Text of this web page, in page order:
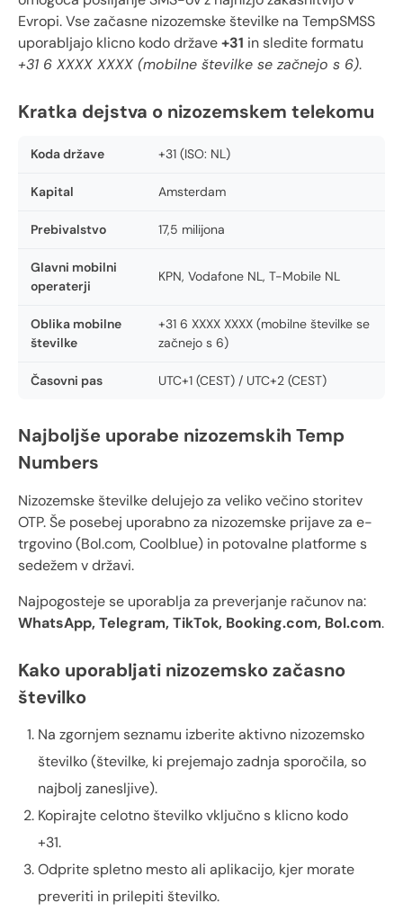
Evropi. Vse začasne nizozemske številke na TempSMSS
uporabljajo klicno kodo države+31 in sledite formatu
+31 6 XXXX XXXX (mobilne številke se začnejo s 6).
Kratka dejstva o nizozemskem telekomu
Koda države +31 (ISO: NL)
Kapital Amsterdam
Prebivalstvo 17,5 milijona
Glavni mobilni
operaterji
KPN, Vodafone NL, T-Mobile NL
Oblika mobilne
številke
+31 6 XXXX XXXX (mobilne številke se
začnejo s 6)
Časovni pas UTC+1 (CEST) / UTC+2 (CEST)
Najboljše uporabe nizozemskih Temp
Numbers
Nizozemske številke delujejo za veliko večino storitev
OTP. Še posebej uporabno za nizozemske prijave za e-
trgovino (Bol.com, Coolblue) in potovalne platforme s
sedežem v državi.
Najpogosteje se uporablja za preverjanje računov na:
WhatsApp, Telegram, TikTok, Booking.com, Bol.com.
Kako uporabljati nizozemsko začasno
številko
Na zgornjem seznamu izberite aktivno nizozemsko
številko (številke, ki prejemajo zadnja sporočila, so
najbolj zanesljive).
Kopirajte celotno številko vključno s klicno kodo
+31.
Odprite spletno mesto ali aplikacijo, kjer morate
preveriti in prilepiti številko.